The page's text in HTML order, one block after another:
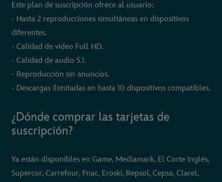
Este plan de suscripción ofrece al usuario:
- Hasta 2 reproducciones simultáneas en dispositivos
diferentes.
- Calidad de vídeo Full HD.
- Calidad de audio 5.1.
- Reproducción sin anuncios.
- Descargas ilimitadas en hasta 10 dispositivos compatibles.
¿Dónde comprar las tarjetas de
suscripción?
Ya están disponibles en Game, Mediamark, El Corte Inglés,
Supercor, Carrefour, Fnac, Eroski, Repsol, Cepsa, Clarel,